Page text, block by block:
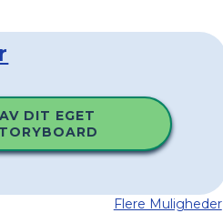
DIT EGET
Flere Muligheder